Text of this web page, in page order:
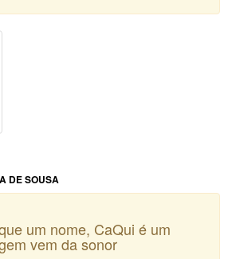
DE SOUSA
um nome, CaQui é um
vem da sonor